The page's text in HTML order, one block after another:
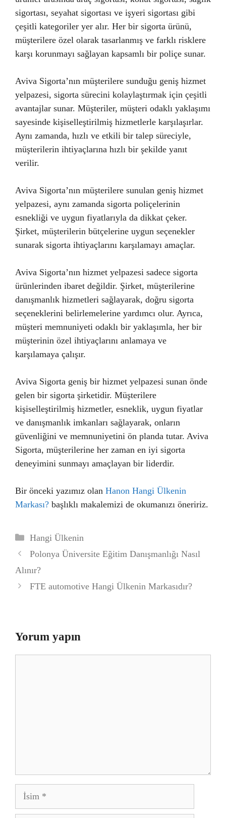
sigortası, seyahat sigortası ve işyeri sigortası gibi
çeşitli kategoriler yer alır. Her bir sigorta ürünü,
müşterilere özel olarak tasarlanmış ve farklı risklere
karşı korunmayı sağlayan kapsamlı bir poliçe sunar.
Aviva Sigorta’nın müşterilere sunduğu geniş hizmet
yelpazesi, sigorta sürecini kolaylaştırmak için çeşitli
avantajlar sunar. Müşteriler, müşteri odaklı yaklaşımı
sayesinde kişiselleştirilmiş hizmetlerle karşılaşırlar.
Aynı zamanda, hızlı ve etkili bir talep süreciyle,
müşterilerin ihtiyaçlarına hızlı bir şekilde yanıt
verilir.
Aviva Sigorta’nın müşterilere sunulan geniş hizmet
yelpazesi, aynı zamanda sigorta poliçelerinin
esnekliği ve uygun fiyatlarıyla da dikkat çeker.
Şirket, müşterilerin bütçelerine uygun seçenekler
sunarak sigorta ihtiyaçlarını karşılamayı amaçlar.
Aviva Sigorta’nın hizmet yelpazesi sadece sigorta
ürünlerinden ibaret değildir. Şirket, müşterilerine
danışmanlık hizmetleri sağlayarak, doğru sigorta
seçeneklerini belirlemelerine yardımcı olur. Ayrıca,
müşteri memnuniyeti odaklı bir yaklaşımla, her bir
müşterinin özel ihtiyaçlarını anlamaya ve
karşılamaya çalışır.
Aviva Sigorta geniş bir hizmet yelpazesi sunan önde
gelen bir sigorta şirketidir. Müşterilere
kişiselleştirilmiş hizmetler, esneklik, uygun fiyatlar
ve danışmanlık imkanları sağlayarak, onların
güvenliğini ve memnuniyetini ön planda tutar. Aviva
Sigorta, müşterilerine her zaman en iyi sigorta
deneyimini sunmayı amaçlayan bir liderdir.
Bir önceki yazımız olan Hanon Hangi Ülkenin
Markası? başlıklı makalemizi de okumanızı öneririz.
Kategoriler
Hangi Ülkenin
Polonya Üniversite Eğitim Danışmanlığı Nasıl
Alınır?
FTE automotive Hangi Ülkenin Markasıdır?
Yorum yapın
İsim